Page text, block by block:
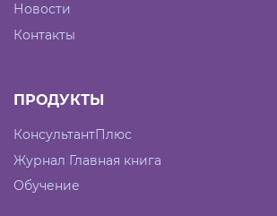
Новости
Контакты
ПРОДУКТЫ
КонсультантПлюс
Журнал Главная книга
Обучение